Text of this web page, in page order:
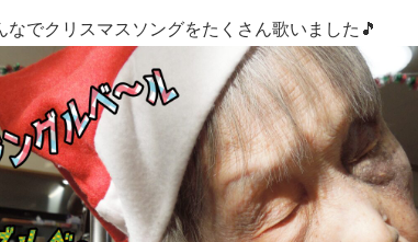
なでクリスマスソングをたくさん歌いました🎵